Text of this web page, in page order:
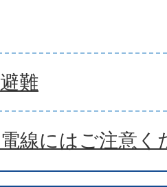
難
線にはご注意く